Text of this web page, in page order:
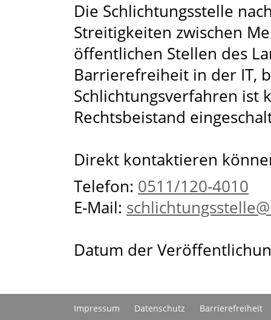
Die Schlichtungsstelle
Streitigkeiten zwischen
öffentlichen Stellen des
Barrierefreiheit in der IT,
Schlichtungsverfahren ist
Rechtsbeistand
Direkt kontaktieren
Telefon: 0511/120-4010
E-Mail:
Datum der
Impressum Datenschutz Barrierefreiheit